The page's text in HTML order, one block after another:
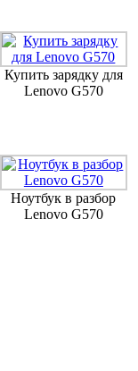
Купить зарядку для
Lenovo G570
Ноутбук в разбор
Lenovo G570